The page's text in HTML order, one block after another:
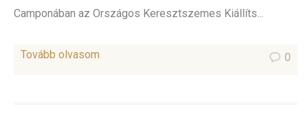
Camponában az Országos Keresztszemes Kiállíts...
Tovább olvasom 0